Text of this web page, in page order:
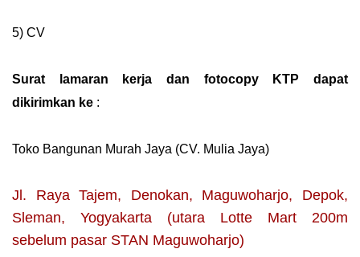
5) CV
Surat lamaran kerja dan fotocopy KTP dapat
dikirimkan ke :
Toko Bangunan Murah Jaya (CV. Mulia Jaya)
Jl. Raya Tajem, Denokan, Maguwoharjo, Depok,
Sleman, Yogyakarta (utara Lotte Mart 200m
sebelum pasar STAN Maguwoharjo)